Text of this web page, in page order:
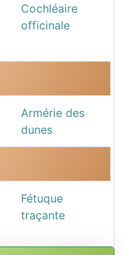
Cochléaire
officinale
Armérie des
dunes
Fétuque
traçante